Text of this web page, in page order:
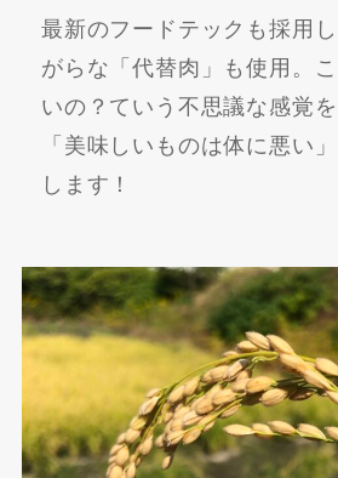
最新のフードテックも採用
がらな「代替肉」も使用。
いの？ていう不思議な感覚を
「美味しいものは体に悪い
します！